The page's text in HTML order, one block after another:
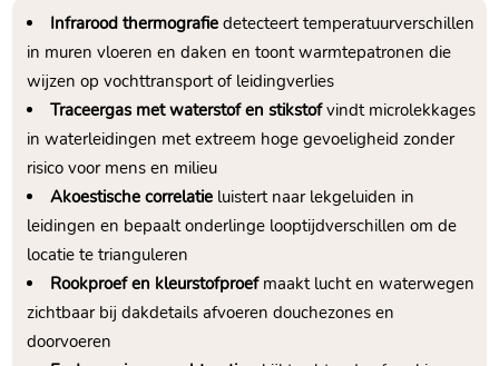
Infrarood thermografie detecteert temperatuurverschillen
in muren vloeren en daken en toont warmtepatronen die
wijzen op vochttransport of leidingverlies
Traceergas met waterstof en stikstofvindt microlekkages
in waterleidingen met extreem hoge gevoeligheid zonder
risico voor mens en milieu
Akoestische correlatie luistert naar lekgeluiden in
leidingen en bepaalt onderlinge looptijdverschillen om de
locatie te trianguleren
Rookproef en kleurstofproefmaakt lucht en waterwegen
zichtbaar bij dakdetails afvoeren douchezones en
doorvoeren